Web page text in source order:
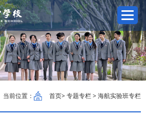
当前位置： 首页> 专题专栏 > 海航实验班专栏